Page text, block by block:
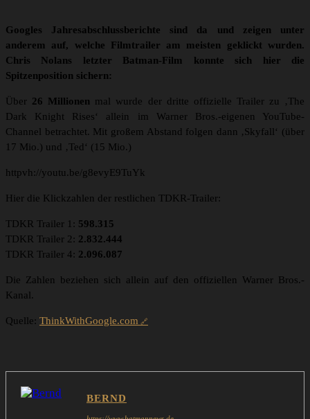
Googles Jahresabschlussberichte sind da und zeigen unter
anderem auf, welche Filmtrailer am meisten geklickt wurden.
Chris Nolans letzter Batman-Film konnte sich hier die
Spitzenposition sichern:
Über 26 Millionen mal wurde der dritte offizielle Trailer zu ‚The
Dark Knight Rises‘ allein im Warner Bros.-eigenen YouTube-
Channel betrachtet. Mit großem Abstand folgen dann ‚Skyfall‘ (über
17 Mio.) und ‚Ted‘ (15 Mio.)
httpvh://youtu.be/g8evyE9TuYk
Hier die Klickzahlen der restlichen TDKR-Trailer:
TDKR Trailer 1: 598.315
TDKR Trailer 2: 2.832.444
TDKR Trailer 4: 2.096.087
Die Zahlen beziehen sich allein auf den offiziellen Warner Bros.-
Kanal.
Quelle: ThinkWithGoogle.com
BERND